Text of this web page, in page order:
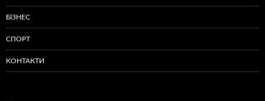
БІЗНЕС
СПОРТ
КОНТАКТИ